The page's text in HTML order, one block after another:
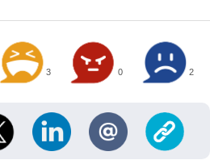
3 0 2